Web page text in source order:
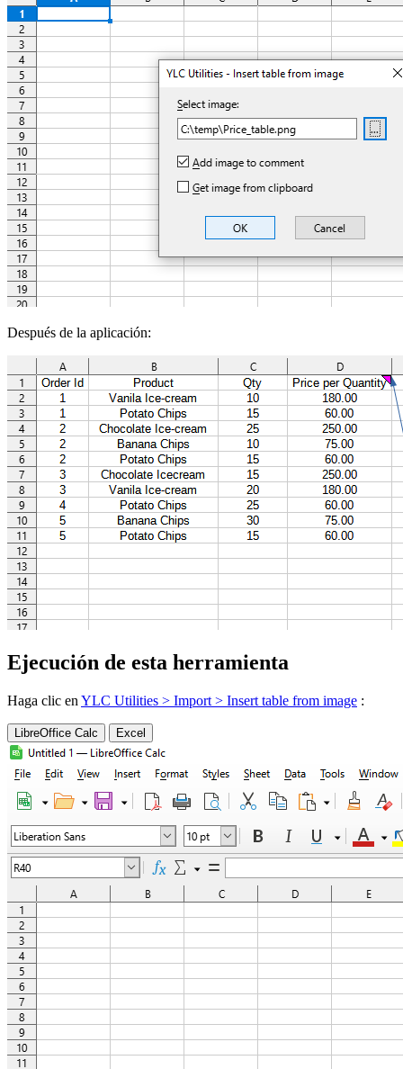
Después de la aplicación:
Ejecución de esta herramienta
Haga clic en YLC Utilities > Import > Insert table from image :
LibreOffice Calc Excel